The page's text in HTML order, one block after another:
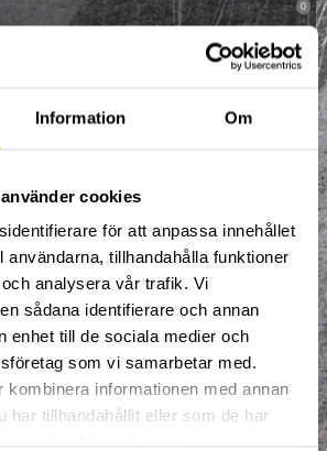
Information Om
cookies
för att anpassa innehållet
användarna, tillhandahålla funktioner
analysera vår trafik. Vi
sådana identifierare och annan
enhet till de sociala medier och
som vi samarbetar med.
kombinera informationen med annan
har tillhandahållit eller som de har
0
0